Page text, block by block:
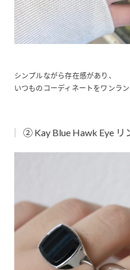
シンプルながら存在感があり、
いつものコーディネートをワンラ
② Kay Blue Hawk Eye リ